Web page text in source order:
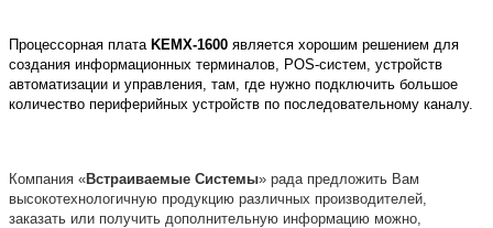
Процессорная плата KEMX-1600 является хорошим решением для
создания информационных терминалов, POS-систем, устройств
автоматизации и управления, там, где нужно подключить большое
количество периферийных устройств по последовательному каналу.
Компания «Встраиваемые Системы» рада предложить Вам
высокотехнологичную продукцию различных производителей,
заказать или получить дополнительную информацию можно,